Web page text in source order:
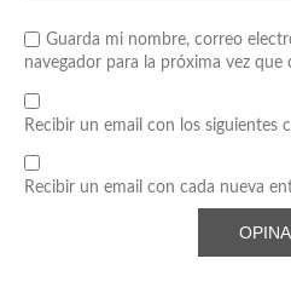
Guarda mi nombre, correo
navegador para la próxima vez que
Recibir un email con los siguientes
Recibir un email con cada nueva